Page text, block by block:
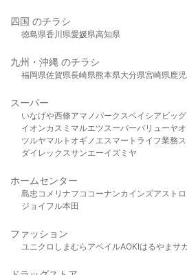
四国 のチラシ
徳島県香川県愛媛県高知県
九州・沖縄 のチラシ
福岡県佐賀県長崎県熊本県大分県宮崎県鹿
スーパー
いなげや西條アマノパークスベイシア ビッ
イオンカスミ マルエツスーパーバリューヤ
ツルヤマルト オギノ エスマート ライフ業務
ダイレックスサンエーイズミヤ
ホームセンター
島忠 コメリ ナフコ コーナンカインズアスト
ジョイフル本田
ファッション
ユニクロ しまむら アベイルAOKIはるやま サ